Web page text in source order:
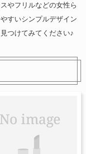
やフリルなどの女性ら
すいシンプルデザイン
つけてみてください♪